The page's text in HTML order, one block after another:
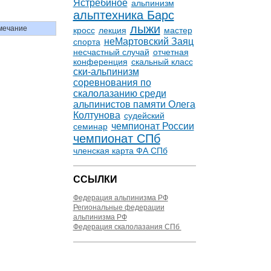
Ястребиное альпинизм
альптехника Барс
кросс лекция лыжи мастер
спорта неМартовский Заяц
несчастный случай отчетная
конференция скальный класс
ски-альпинизм
соревнования по
скалолазанию среди
альпинистов памяти Олега
Колтунова судейский
семинар чемпионат России
чемпионат СПб
членская карта ФА СПб
ССЫЛКИ
Федерация альпинизма РФ
Региональные федерации
альпинизма РФ
Федерация скалолазания СПб